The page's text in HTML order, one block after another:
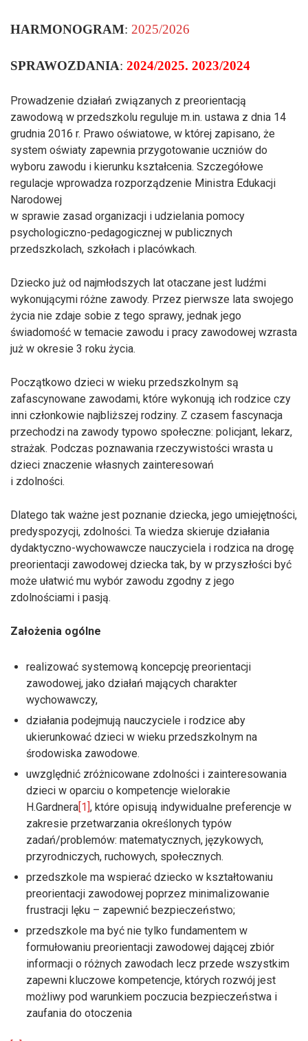
HARMONOGRAM: 2025/2026
SPRAWOZDANIA: 2024/2025. 2023/2024
Prowadzenie działań związanych z preorientacją
zawodową w przedszkolu reguluje m.in. ustawa z dnia 14
grudnia 2016 r. Prawo oświatowe, w której zapisano, że
system oświaty zapewnia przygotowanie uczniów do
wyboru zawodu i kierunku kształcenia. Szczegółowe
regulacje wprowadza rozporządzenie Ministra Edukacji
Narodowej
w sprawie zasad organizacji i udzielania pomocy
psychologiczno-pedagogicznej w publicznych
przedszkolach, szkołach i placówkach.
Dziecko już od najmłodszych lat otaczane jest ludźmi
wykonującymi różne zawody. Przez pierwsze lata swojego
życia nie zdaje sobie z tego sprawy, jednak jego
świadomość w temacie zawodu i pracy zawodowej wzrasta
już w okresie 3 roku życia.
Początkowo dzieci w wieku przedszkolnym są
zafascynowane zawodami, które wykonują ich rodzice czy
inni członkowie najbliższej rodziny. Z czasem fascynacja
przechodzi na zawody typowo społeczne: policjant, lekarz,
strażak. Podczas poznawania rzeczywistości wrasta u
dzieci znaczenie własnych zainteresowań
i zdolności.
Dlatego tak ważne jest poznanie dziecka, jego umiejętności,
predyspozycji, zdolności. Ta wiedza skieruje działania
dydaktyczno-wychowawcze nauczyciela i rodzica na drogę
preorientacji zawodowej dziecka tak, by w przyszłości być
może ułatwić mu wybór zawodu zgodny z jego
zdolnościami i pasją.
Założenia ogólne
realizować systemową koncepcję preorientacji
zawodowej, jako działań mających charakter
wychowawczy,
działania podejmują nauczyciele i rodzice aby
ukierunkować dzieci w wieku przedszkolnym na
środowiska zawodowe.
uwzględnić zróżnicowane zdolności i zainteresowania
dzieci w oparciu o kompetencje wielorakie
H.Gardnera[1], które opisują indywidualne preferencje w
zakresie przetwarzania określonych typów
zadań/problemów: matematycznych, językowych,
przyrodniczych, ruchowych, społecznych.
przedszkole ma wspierać dziecko w kształtowaniu
preorientacji zawodowej poprzez minimalizowanie
frustracji lęku – zapewnić bezpieczeństwo;
przedszkole ma być nie tylko fundamentem w
formułowaniu preorientacji zawodowej dającej zbiór
informacji o różnych zawodach lecz przede wszystkim
zapewni kluczowe kompetencje, których rozwój jest
możliwy pod warunkiem poczucia bezpieczeństwa i
zaufania do otoczenia